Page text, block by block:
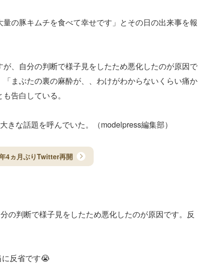
の豚キムチを食べて幸せです」とその日の出来事を報
、自分の判断で様子見をしたため悪化したのが原因で
まぶたの裏の麻酔が、、わけがわからないくらい痛か
告白している。
な話題を呼んでいた。（modelpress編集部）
4ヵ月ぶりTwitter再開
の判断で様子見をしたため悪化したのが原因です。反
反省です😭